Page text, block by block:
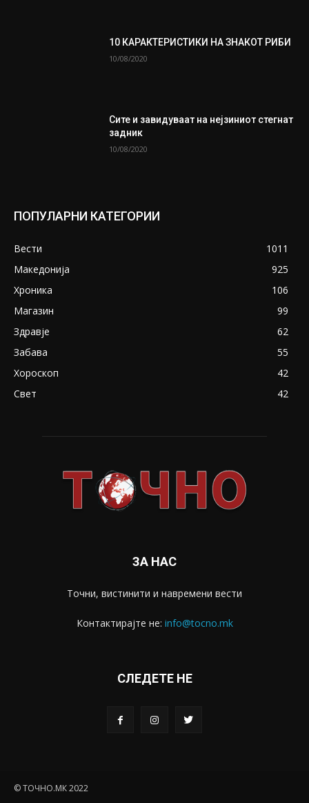
10 КАРАКТЕРИСТИКИ НА ЗНАКОТ РИБИ
10/08/2020
Сите и завидуваат на нејзиниот стегнат
задник
10/08/2020
ПОПУЛАРНИ КАТЕГОРИИ
Вести
1011
Македонија
925
Хроника
106
Магазин
99
Здравје
62
Забава
55
Хороскоп
42
Свет
42
ЗА НАС
Точни, вистинити и навремени вести
Контактирајте не: info@tocno.mk
СЛЕДЕТЕ НЕ
© ТОЧНО.МК 2022